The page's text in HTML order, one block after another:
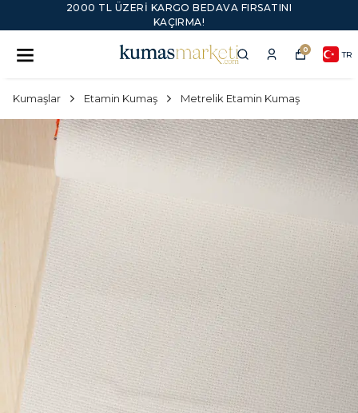
2000 TL ÜZERI KARGO BEDAVA FIRSATINI
KAÇIRMA!
0 TR
Kumaşlar Etamin Kumaş Metrelik Etamin Kumaş